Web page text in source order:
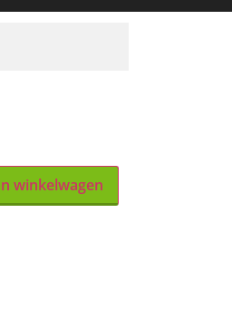
winkelwagen